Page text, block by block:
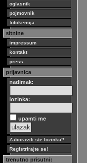
oglasnik
pojmovnik
fotokemija
sitnine
impressum
kontakt
press
prijavnica
nadimak:
lozinka:
upamti me
Zaboravili ste lozinku?
Registrirajte se!
trenutno prisutni: